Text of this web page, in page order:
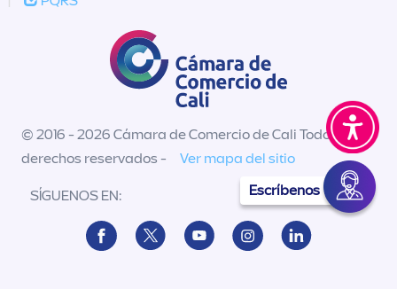
Escríbenos
© 2016 - 2026 Cámara de Comercio de Cali Todos los
derechos reservados -
Ver mapa del sitio
SÍGUENOS EN: